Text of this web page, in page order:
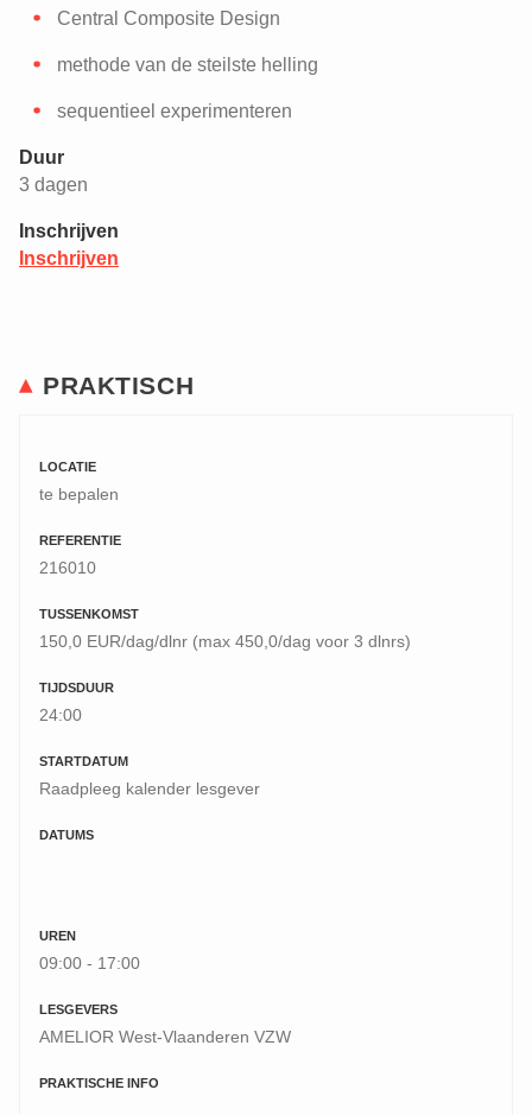
Central Composite Design
methode van de steilste helling
sequentieel experimenteren
Duur
3 dagen
Inschrijven
Inschrijven
PRAKTISCH
LOCATIE
te bepalen
REFERENTIE
216010
TUSSENKOMST
150,0 EUR/dag/dlnr (max 450,0/dag voor 3 dlnrs)
TIJDSDUUR
24:00
STARTDATUM
Raadpleeg kalender lesgever
DATUMS
UREN
09:00 - 17:00
LESGEVERS
AMELIOR West-Vlaanderen VZW
PRAKTISCHE INFO